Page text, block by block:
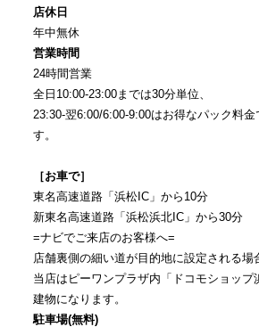
店休日
年中無休
営業時間
24時間営業
全日10:00-23:00までは30分単位、
23:30-翌6:00/6:00-9:00はお得なパック料金
す。
［お車で］
東名高速道路「浜松IC」から10分
新東名高速道路「浜松浜北IC」から30分
=ナビでご来店のお客様へ=
店舗裏側の細い道が目的地に設定される場
当店はピーワンプラザ内「ドコモショップ
建物になります。
駐車場(無料)